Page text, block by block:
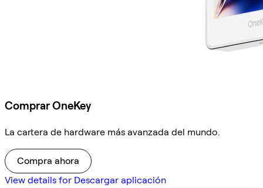
Comprar OneKey
La cartera de hardware más avanzada del mundo.
Compra ahora
View details for Descargar aplicación